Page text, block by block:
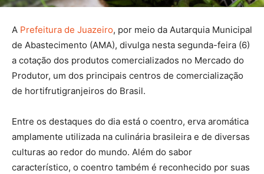
A Prefeitura de Juazeiro, por meio da Autarquia Municipal
de Abastecimento (AMA), divulga nesta segunda-feira (6)
a cotação dos produtos comercializados no Mercado do
Produtor, um dos principais centros de comercialização
de hortifrutigranjeiros do Brasil.
Entre os destaques do dia está o coentro, erva aromática
amplamente utilizada na culinária brasileira e de diversas
culturas ao redor do mundo. Além do sabor
característico, o coentro também é reconhecido por suas